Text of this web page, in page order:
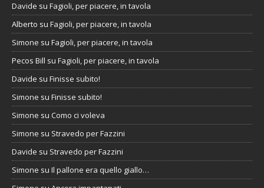
Davide su Fagioli, per piacere, in tavola
Alberto su Fagioli, per piacere, in tavola
Simone su Fagioli, per piacere, in tavola
Pecos Bill su Fagioli, per piacere, in tavola
Davide su Finisse subito!
Simone su Finisse subito!
Simone su Como ci voleva
Simone su Stravedo per Fazzini
Davide su Stravedo per Fazzini
Simone su Il pallone era quello giallo…